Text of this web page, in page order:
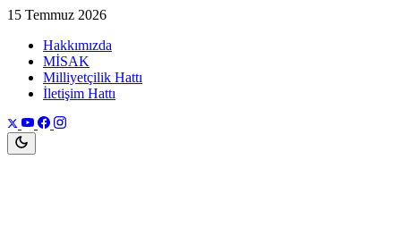
15 Temmuz 2026
Hakkımızda
MİSAK
Milliyetçilik Hattı
İletişim Hattı